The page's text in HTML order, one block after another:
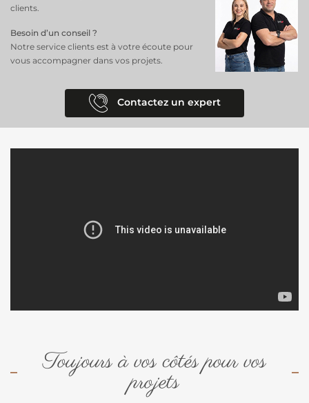
clients.
Besoin d’un conseil ?
Notre service clients est à votre écoute pour
vous accompagner dans vos projets.
Contactez un expert
Toujours à vos côtés pour vos
projets